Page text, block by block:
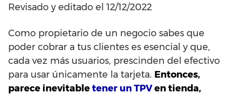
Revisado y editado el 12/12/2022
Como propietario de un negocio sabes que
poder cobrar a tus clientes es esencial y que,
cada vez más usuarios, prescinden del efectivo
para usar únicamente la tarjeta. Entonces,
parece inevitabletener un TPVen tienda,